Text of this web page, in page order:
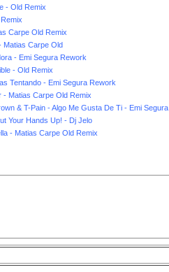
- Old Remix
Carpe Old Remix
Matias Carpe Old
- Emi Segura Rework
- Old Remix
Tentando - Emi Segura Rework
- Matias Carpe Old Remix
& T-Pain - Algo Me Gusta De Ti - Emi Segura
Your Hands Up! - Dj Jelo
- Matias Carpe Old Remix